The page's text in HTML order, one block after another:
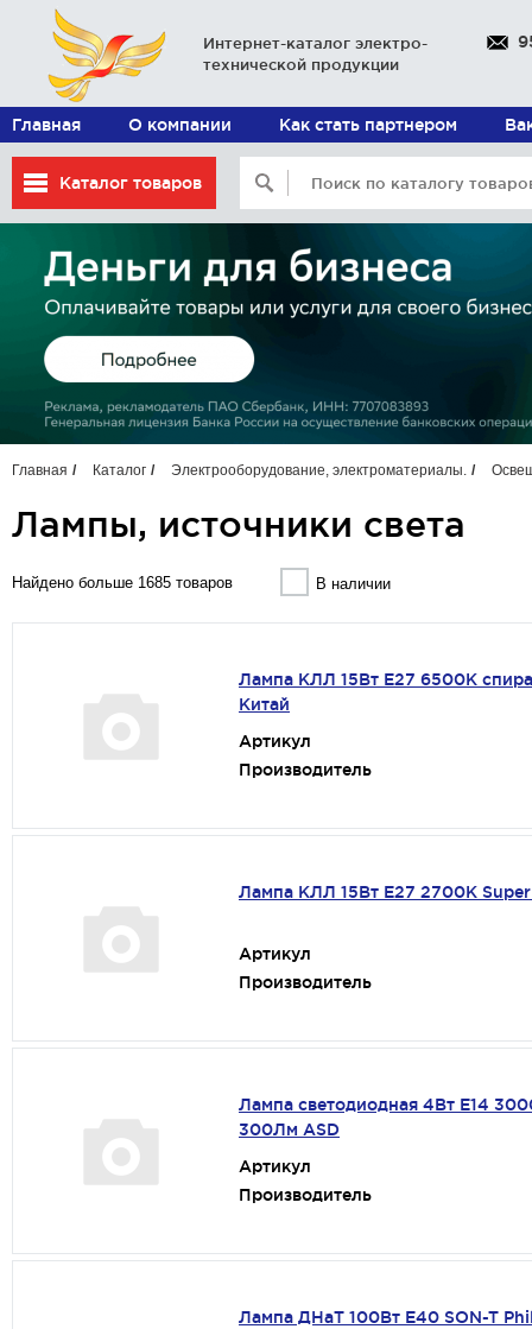
Интернет-каталог электро-
технической продукции
Главная О компании Как стать партнером
Каталог товаров
Главная Каталог Электрооборудование, электроматериалы.
Лампы, источники света
Найдено больше 1685 товаров В наличии
Лампа КЛЛ 15Вт Е27 6500К
Китай
Артикул
Производитель
Лампа КЛЛ 15Вт Е27 2700К
Артикул
Производитель
Лампа светодиодная 4Вт Е14
300Лм ASD
Артикул
Производитель
Лампа ДНаТ 100Вт Е40 SON-T